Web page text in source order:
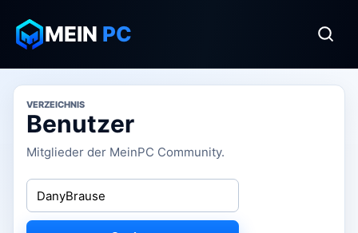
MEIN PC
VERZEICHNIS
Benutzer
Mitglieder der MeinPC Community.